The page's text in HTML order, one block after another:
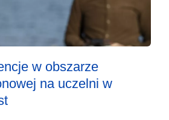
w obszarze
na uczelni w